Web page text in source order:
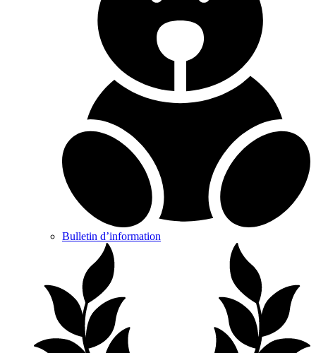
Bulletin d’information